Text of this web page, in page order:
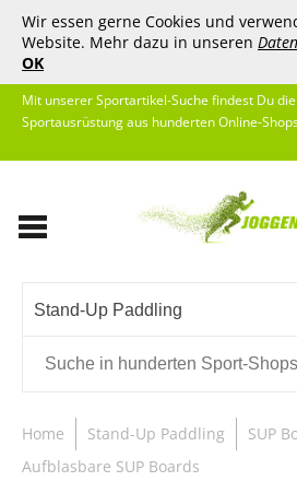
Wir essen gerne Cookies und
Website. Mehr dazu in unseren
OK
Mit unserer Sportartikel-Suche findest Du
Sportausrüstung aus hunderten Online-
Stand-Up Paddling
Home Stand-Up Paddling
SUP
Aufblasbare SUP Boards